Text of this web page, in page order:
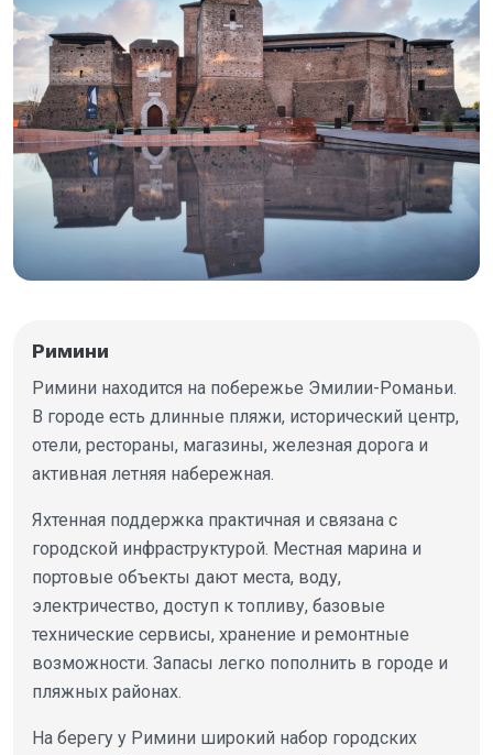
Римини
Римини находится на побережье Эмилии-Романьи.
В городе есть длинные пляжи, исторический центр,
отели, рестораны, магазины, железная дорога и
активная летняя набережная.
Яхтенная поддержка практичная и связана с
городской инфраструктурой. Местная марина и
портовые объекты дают места, воду,
электричество, доступ к топливу, базовые
технические сервисы, хранение и ремонтные
возможности. Запасы легко пополнить в городе и
пляжных районах.
На берегу у Римини широкий набор городских